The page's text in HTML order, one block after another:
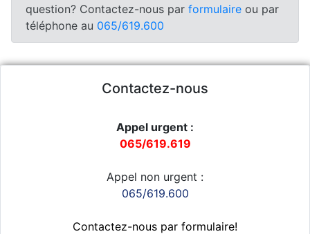
question? Contactez-nous par formulaire ou par
téléphone au 065/619.600
Contactez-nous
Appel urgent :
065/619.619
Appel non urgent :
065/619.600
Contactez-nous par formulaire!